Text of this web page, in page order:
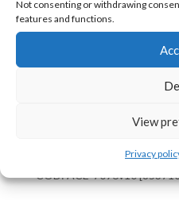
Not consenting or withdrawing
features and functions.
View
Privacy
Nota: il 7096 non può
tramite la porta USB.
COD:ACE-7096v10